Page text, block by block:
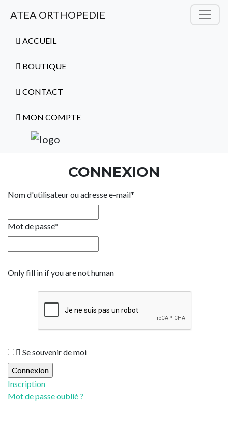
ATEA ORTHOPEDIE
ACCUEIL
BOUTIQUE
CONTACT
MON COMPTE
CONNEXION
Nom d'utilisateur ou adresse e-mail*
Mot de passe*
Only fill in if you are not human
Se souvenir de moi
Inscription
Mot de passe oublié ?